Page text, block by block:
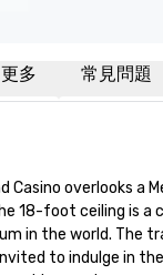
更多 常見問題
Casino overlooks
18-foot ceiling
in the world.
to indulge in